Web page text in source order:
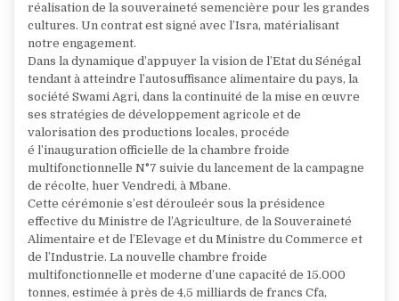
réalisation de la souveraineté semencière pour les grandes
cultures. Un contrat est signé avec l’Isra, matérialisant
notre engagement.
Dans la dynamique d’appuyer la vision de l’Etat du Sénégal
tendant à atteindre l’autosuffisance alimentaire du pays, la
société Swami Agri, dans la continuité de la mise en œuvre
ses stratégies de développement agricole et de
valorisation des productions locales, procéde
é l’inauguration officielle de la chambre froide
multifonctionnelle N°7 suivie du lancement de la campagne
de récolte, huer Vendredi, à Mbane.
Cette cérémonie s’est dérouleér sous la présidence
effective du Ministre de l’Agriculture, de la Souveraineté
Alimentaire et de l’Elevage et du Ministre du Commerce et
de l’Industrie. La nouvelle chambre froide
multifonctionnelle et moderne d’une capacité de 15.000
tonnes, estimée à près de 4,5 milliards de francs Cfa,